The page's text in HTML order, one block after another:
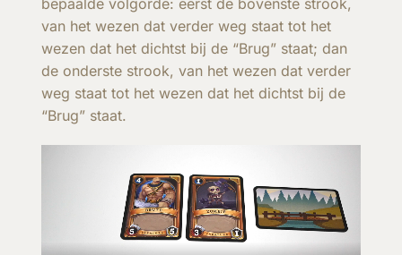
van het wezen dat verder weg staat tot het
wezen dat het dichtst bij de “Brug” staat; dan
de onderste strook, van het wezen dat verder
weg staat tot het wezen dat het dichtst bij de
“Brug” staat.